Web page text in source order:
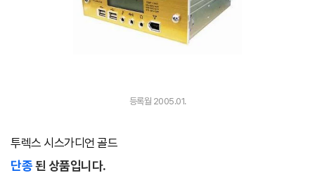
등록월 2005.01.
투렉스 시스가디언 골드
단종된 상품입니다.